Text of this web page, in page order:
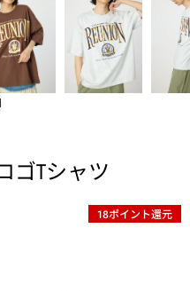
ゴTシャツ
18ポイント還元